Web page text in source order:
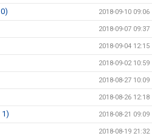
2018-09-10 09:06
2018-09-07 09:37
2018-09-04 12:15
2018-09-02 10:59
2018-08-27 10:09
2018-08-26 12:18
1) 2018-08-21 09:09
2018-08-19 21:32